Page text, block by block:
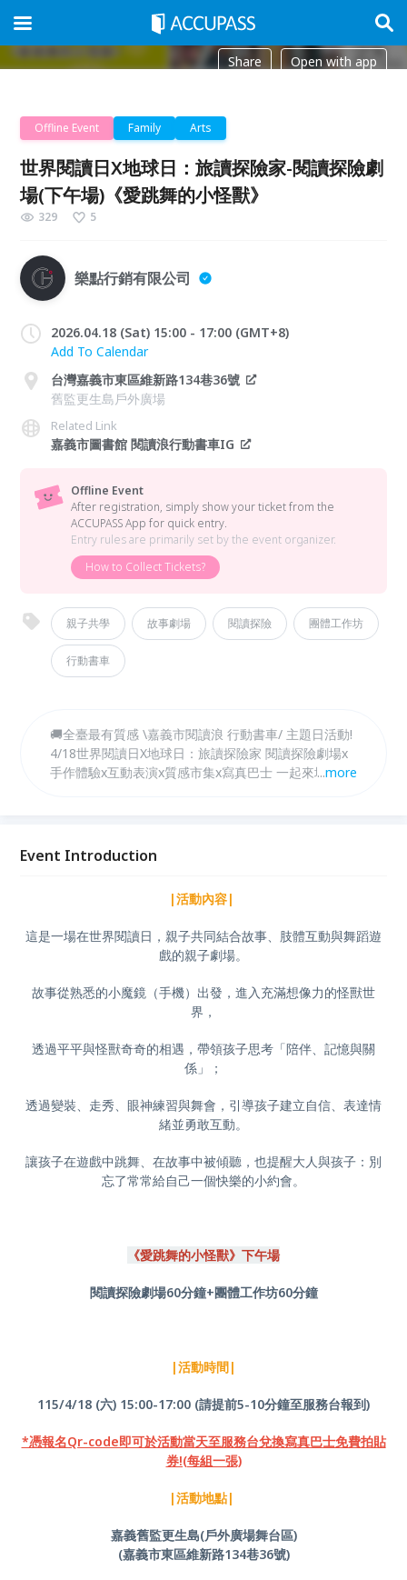
Share Open with app
Offline Event Family Arts
世界閱讀日X地球日：旅讀探險家-閱讀探險劇
場(下午場)《愛跳舞的小怪獸》
329 5
樂點行銷有限公司
2026.04.18 (Sat) 15:00 - 17:00 (GMT+8)
Add To Calendar
台灣嘉義市東區維新路134巷36號
舊監更生島戶外廣場
Related Link
嘉義市圖書館 閱讀浪行動書車IG
Offline Event
After registration, simply show your ticket from the
ACCUPASS App for quick entry.
Entry rules are primarily set by the event organizer.
How to Collect Tickets?
親子共學 故事劇場 閱讀探險 團體工作坊
行動書車
🚚全臺最有質感 \嘉義市閱讀浪 行動書車/ 主題日活動!
4/18世界閱讀日X地球日：旅讀探險家 閱讀探險劇場x
手作體驗x互動表演x質感市集x寫真巴士 一起來場閱讀
...more
Event Introduction
|活動內容|
這是一場在世界閱讀日，親子共同結合故事、肢體互動與舞蹈遊
戲的親子劇場。
故事從熟悉的小魔鏡（手機）出發，進入充滿想像力的怪獸世
界，
透過平平與怪獸奇奇的相遇，帶領孩子思考「陪伴、記憶與關
係」；
透過變裝、走秀、眼神練習與舞會，引導孩子建立自信、表達情
緒並勇敢互動。
讓孩子在遊戲中跳舞、在故事中被傾聽，也提醒大人與孩子：別
忘了常常給自己一個快樂的小約會。
《愛跳舞的小怪獸》下午場
閱讀探險劇場60分鐘+團體工作坊60分鐘
|活動時間|
115/4/18 (六) 15:00-17:00 (請提前5-10分鐘至服務台報到)
*憑報名Qr-code即可於活動當天至服務台兌換寫真巴士免費拍貼
券!(每組一張)
|活動地點|
嘉義舊監更生島(戶外廣場舞台區)
(嘉義市東區維新路134巷36號)